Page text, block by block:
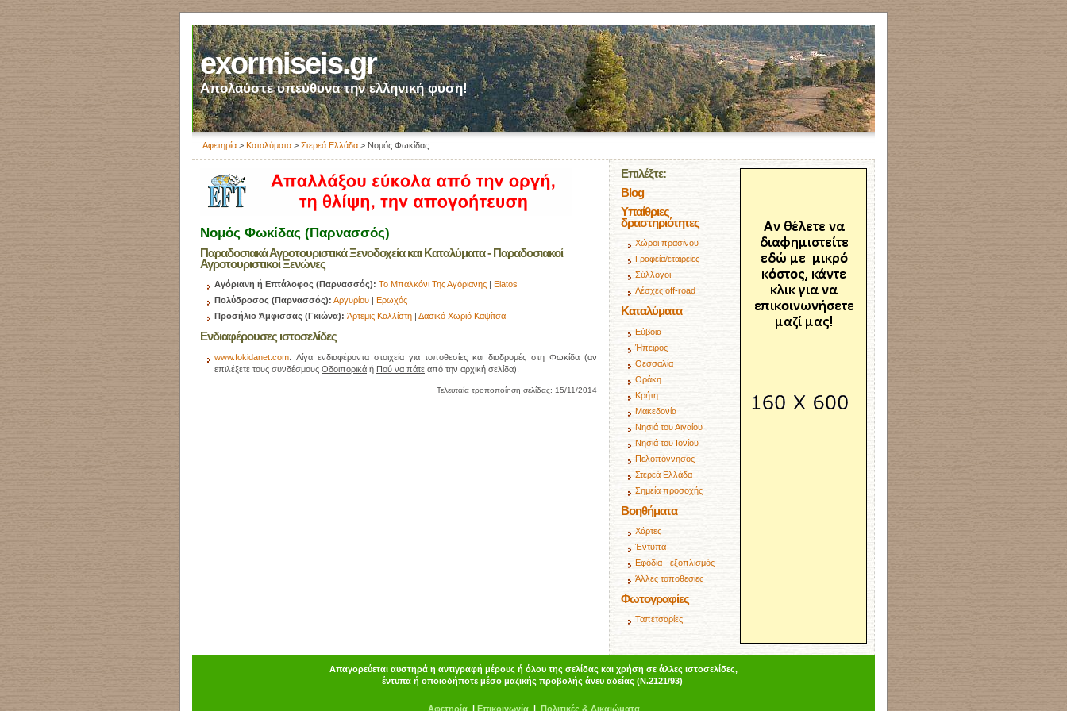
exormiseis.gr
Απολαύστε υπεύθυνα την ελληνική φύση!
Αφετηρία > Καταλύματα > Στερεά Ελλάδα > Νομός Φωκίδας
Νομός Φωκίδας (Παρνασσός)
Παραδοσιακά Αγροτουριστικά Ξενοδοχεία και Καταλύματα - Παραδοσιακοί
Αγροτουριστικοί Ξενώνες
Αγόριανη ή Επτάλοφος (Παρνασσός): Το Μπαλκόνι Της Αγόριανης | Elatos
Πολύδροσος (Παρνασσός): Αργυρίου | Ερωχός
Προσήλιο Άμφισσας (Γκιώνα): Άρτεμις Καλλίστη | Δασικό Χωριό Καψίτσα
Ενδιαφέρουσες ιστοσελίδες
www.fokidanet.com: Λίγα ενδιαφέροντα στοιχεία για τοποθεσίες και διαδρομές στη Φωκίδα (αν
επιλέξετε τους συνδέσμους Οδοιπορικά ή Πού να πάτε από την αρχική σελίδα).
Τελευταία τροποποίηση σελίδας: 15/11/2014
Επιλέξτε:
Blog
Υπαίθριες
δραστηριότητες
Χώροι πρασίνου
Γραφεία/εταιρείες
Σύλλογοι
Λέσχες off-road
Καταλύματα
Εύβοια
Ήπειρος
Θεσσαλία
Θράκη
Κρήτη
Μακεδονία
Νησιά του Αιγαίου
Νησιά του Ιονίου
Πελοπόννησος
Στερεά Ελλάδα
Σημεία προσοχής
Βοηθήματα
Χάρτες
Έντυπα
Εφόδια - εξοπλισμός
Άλλες τοποθεσίες
Φωτογραφίες
Ταπετσαρίες
Απαγορεύεται αυστηρά η αντιγραφή μέρους ή όλου της σελίδας και χρήση σε άλλες ιστοσελίδες,
έντυπα ή οποιοδήποτε μέσο μαζικής προβολής άνευ αδείας (Ν.2121/93)
Αφετηρία| Επικοινωνία| Πολιτικές & Δικαιώματα